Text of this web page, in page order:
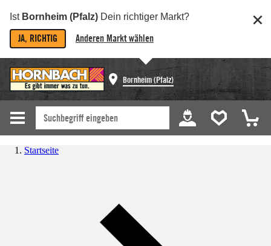
Ist Bornheim (Pfalz) Dein richtiger Markt?
JA, RICHTIG Anderen Markt wählen
Bornheim (Pfalz)
Startseite